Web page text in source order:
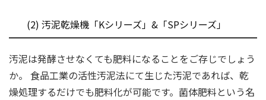
(2) 汚泥乾燥機「Kシリーズ」&「SPシリーズ」
汚泥は発酵させなくても肥料になることをご存じでしょう
か。 食品工業の活性汚泥法にて生じた汚泥であれば、乾
燥処理するだけでも肥料化が可能です。菌体肥料という名